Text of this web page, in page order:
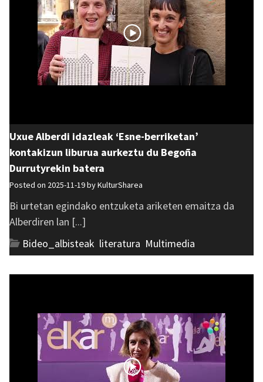
Uxue Alberdi idazleak ‘Esne-berriketan’
kontakizun liburua aurkeztu du Begoña
Durrutyrekin batera
Posted on 2025-11-19 byKulturSharea
Bi urtetan egindako entzuketa ariketen emaitza da
Alberdiren lan [...]
Bideo_albisteak literatura Multimedia